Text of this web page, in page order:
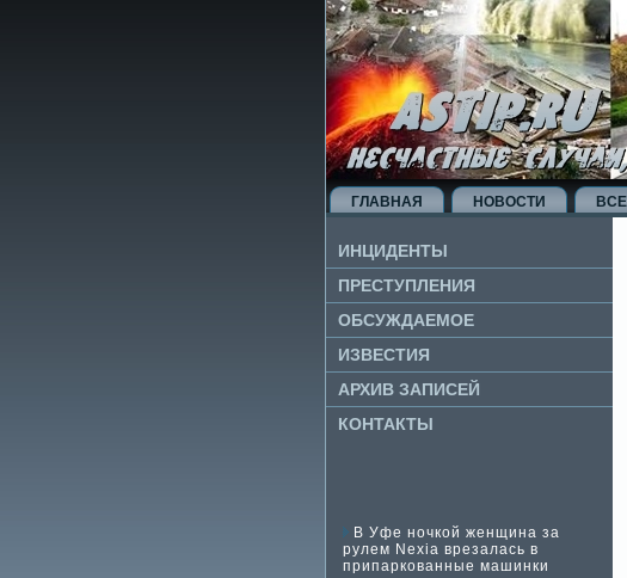
ГЛАВНАЯ НОВОСТИ
ИНЦИДЕНТЫ
ПРЕСТУПЛЕНИЯ
ОБСУЖДАЕМОЕ
ИЗВЕ­СТИЯ
АРХИВ ЗАПИСЕЙ
КОНТАКТЫ
В Уфе ночкой женщина за
рулем Nexia врезалась в
припаркованные машинки